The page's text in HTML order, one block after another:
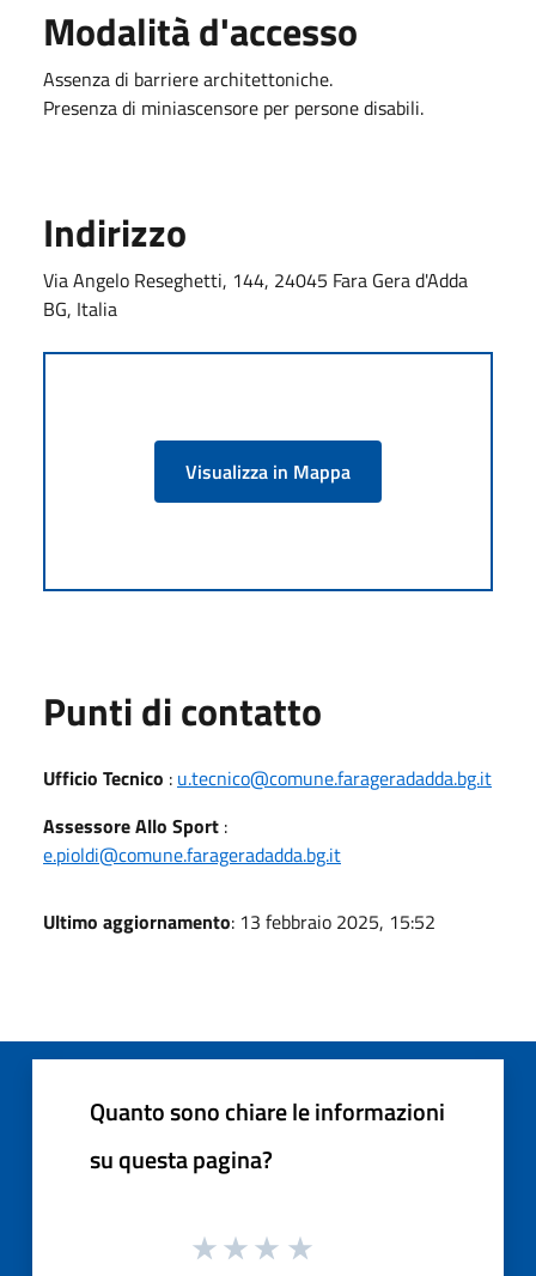
Modalità d'accesso
Assenza di barriere architettoniche.
Presenza di miniascensore per persone disabili.
Indirizzo
Via Angelo Reseghetti, 144, 24045 Fara Gera d'Adda
BG, Italia
Visualizza in Mappa
Punti di contatto
Ufficio Tecnico : u.tecnico@comune.farageradadda.bg.it
Assessore Allo Sport :
e.pioldi@comune.farageradadda.bg.it
Ultimo aggiornamento: 13 febbraio 2025, 15:52
Quanto sono chiare le informazioni
su questa pagina?